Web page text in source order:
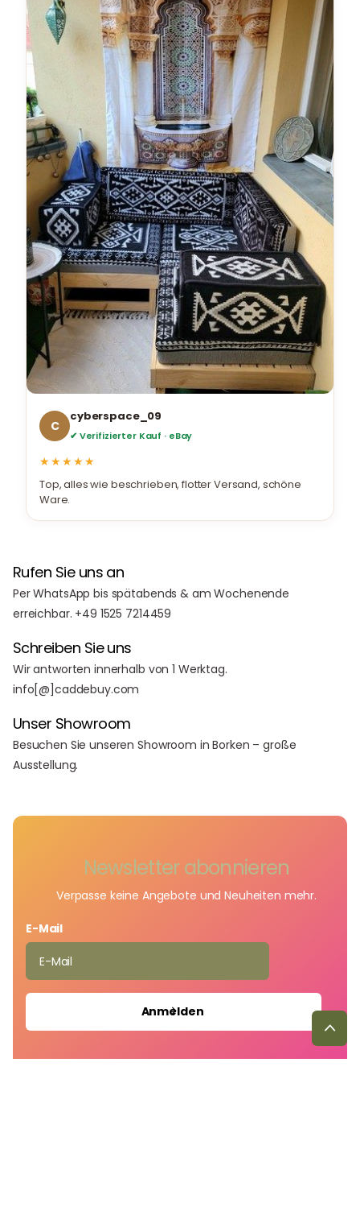
C
cyberspace_09
✔ Verifizierter Kauf · eBay
★★★★★
Top, alles wie beschrieben, flotter Versand, schöne
Ware.
Rufen Sie uns an
Per WhatsApp bis spätabends & am Wochenende
erreichbar. +49 1525 7214459
Schreiben Sie uns
Wir antworten innerhalb von 1 Werktag.
info[@]caddebuy.com
Unser Showroom
Besuchen Sie unseren Showroom in Borken – große
Ausstellung.
Newsletter abonnieren
Verpasse keine Angebote und Neuheiten mehr.
E-Mail
Anmelden